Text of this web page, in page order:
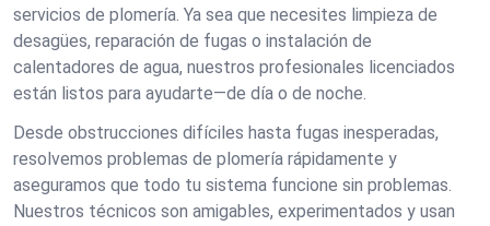
servicios de plomería. Ya sea que necesites limpieza de
desagües, reparación de fugas o instalación de
calentadores de agua, nuestros profesionales licenciados
están listos para ayudarte—de día o de noche.
Desde obstrucciones difíciles hasta fugas inesperadas,
resolvemos problemas de plomería rápidamente y
aseguramos que todo tu sistema funcione sin problemas.
Nuestros técnicos son amigables, experimentados y usan